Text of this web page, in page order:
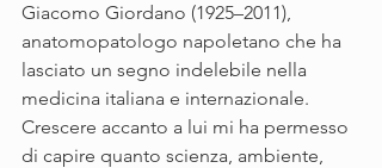
Giacomo Giordano (1925–2011),
anatomopatologo napoletano che ha
lasciato un segno indelebile nella
medicina italiana e internazionale.
Crescere accanto a lui mi ha permesso
di capire quanto scienza, ambiente,